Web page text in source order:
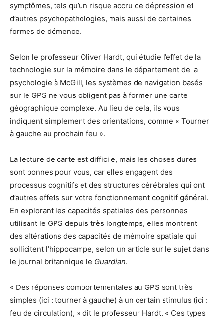
symptômes, tels qu’un risque accru de dépression et
d’autres psychopathologies, mais aussi de certaines
formes de démence.
Selon le professeur Oliver Hardt, qui étudie l’effet de la
technologie sur la mémoire dans le département de la
psychologie à McGill, les systèmes de navigation basés
sur le GPS ne vous obligent pas à former une carte
géographique complexe. Au lieu de cela, ils vous
indiquent simplement des orientations, comme « Tourner
à gauche au prochain feu ».
La lecture de carte est difficile, mais les choses dures
sont bonnes pour vous, car elles engagent des
processus cognitifs et des structures cérébrales qui ont
d’autres effets sur votre fonctionnement cognitif général.
En explorant les capacités spatiales des personnes
utilisant le GPS depuis très longtemps, elles montrent
des altérations des capacités de mémoire spatiale qui
sollicitent l’hippocampe, selon un article sur le sujet dans
le journal britannique le Guardian.
« Des réponses comportementales au GPS sont très
simples (ici : tourner à gauche) à un certain stimulus (ici :
feu de circulation), » dit le professeur Hardt. « Ces types